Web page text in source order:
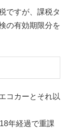
ですが、課税タ
の有効期限分を
コカーとそれ以
年経過で重課